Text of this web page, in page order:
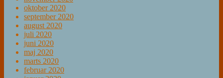
oktober 2020
september 2020
august 2020
juli 2020
juni 2020
maj 2020
marts 2020
februar 2020